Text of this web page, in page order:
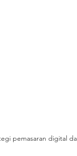
pemasaran digital